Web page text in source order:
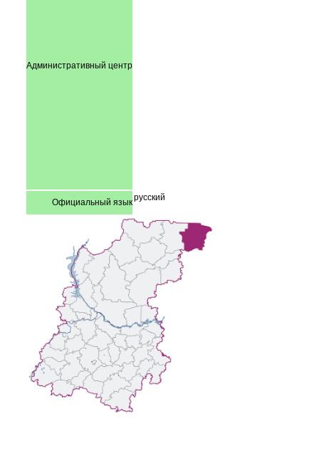
Административный центр
Официальный языкрусский